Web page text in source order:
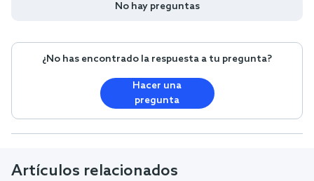
No hay preguntas
¿No has encontrado la respuesta a tu pregunta?
Hacer una
pregunta
Artículos relacionados